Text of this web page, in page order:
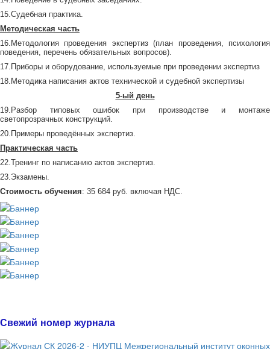
15.Судебная практика.
Методическая часть
16.Методология проведения экспертиз (план проведения, психология
поведения, перечень обязательных вопросов).
17.Приборы и оборудование, используемые при проведении экспертиз
18.Методика написания актов технической и судебной экспертизы
5-ый день
19.Разбор типовых ошибок при производстве и монтаже
светопрозрачных конструкций.
20.Примеры проведённых экспертиз.
Практическая часть
22.Тренинг по написанию актов экспертиз.
23.Экзамены.
Стоимость обучения: 35 684 руб. включая НДС.
Свежий номер журнала